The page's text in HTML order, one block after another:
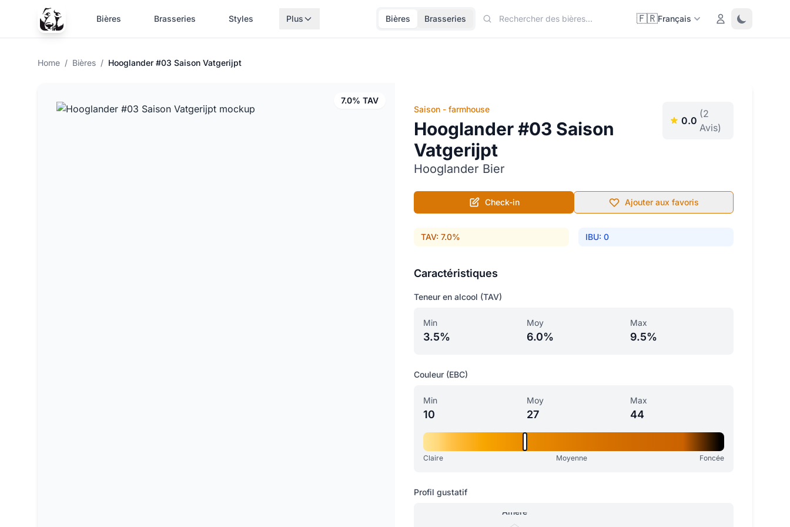
Bières Brasseries Styles Plus Bières Brasseries 🇫🇷Français Login Toggle
Home / Bières / Hooglander #03 Saison Vatgerijpt
7.0% TAV
Saison - farmhouse
Hooglander #03 Saison
Vatgerijpt
Hooglander Bier
0.0
(2
Avis)
Check-in Ajouter aux favoris
TAV: 7.0% IBU: 0
Caractéristiques
Teneur en alcool (TAV)
Min
3.5%
Moy
6.0%
Max
9.5%
Couleur (EBC)
Min
10
Moy
27
Max
44
Claire Moyenne Foncée
Profil gustatif
Amère